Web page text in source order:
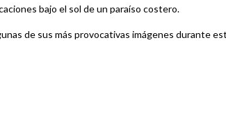
bajo el sol de un paraíso costero.
de sus más provocativas imágenes durante